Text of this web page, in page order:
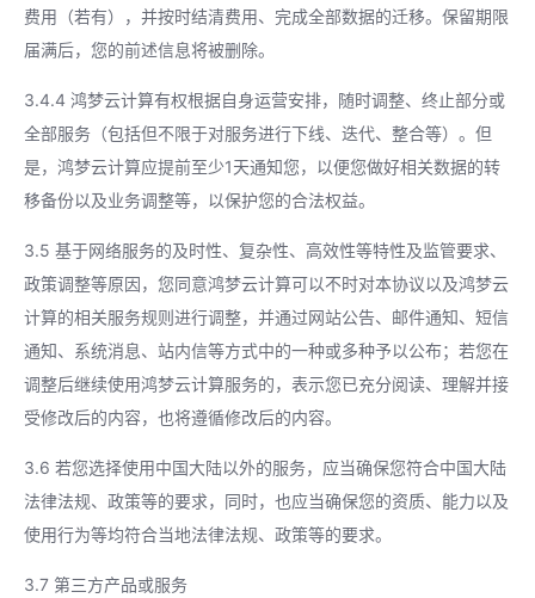
费用（若有），并按时结清费用、完成全部数据的迁移。保留期限
届满后，您的前述信息将被删除。
3.4.4 鸿梦云计算有权根据自身运营安排，随时调整、终止部分或
全部服务（包括但不限于对服务进行下线、迭代、整合等）。但
是，鸿梦云计算应提前至少1天通知您，以便您做好相关数据的转
移备份以及业务调整等，以保护您的合法权益。
3.5 基于网络服务的及时性、复杂性、高效性等特性及监管要求、
政策调整等原因，您同意鸿梦云计算可以不时对本协议以及鸿梦云
计算的相关服务规则进行调整，并通过网站公告、邮件通知、短信
通知、系统消息、站内信等方式中的一种或多种予以公布；若您在
调整后继续使用鸿梦云计算服务的，表示您已充分阅读、理解并接
受修改后的内容，也将遵循修改后的内容。
3.6 若您选择使用中国大陆以外的服务，应当确保您符合中国大陆
法律法规、政策等的要求，同时，也应当确保您的资质、能力以及
使用行为等均符合当地法律法规、政策等的要求。
3.7 第三方产品或服务